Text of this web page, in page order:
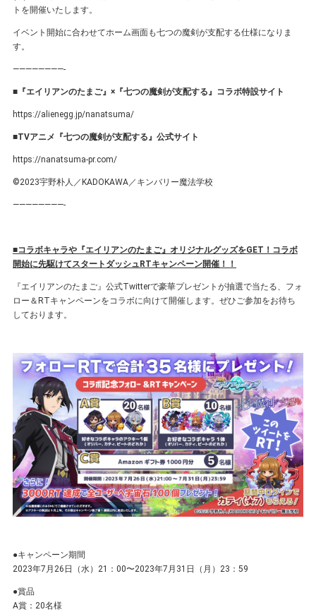
トを開催いたします。
イベント開始に合わせてホーム画⾯も七つの魔剣が支配する仕様になりま
す。
————————-
■『エイリアンのたまご』×『七つの魔剣が支配する』コラボ特設サイト
https://alienegg.jp/nanatsuma/
■TVアニメ『七つの魔剣が支配する』公式サイト
https://nanatsuma-pr.com/
©2023宇野朴人／KADOKAWA／キンバリー魔法学校
————————-
■コラボキャラや『エイリアンのたまご』オリジナルグッズをGET！コラボ
開始に先駆けてスタートダッシュRTキャンペーン開催！！
『エイリアンのたまご』公式Twitterで豪華プレゼントが抽選で当たる、フォ
ロー＆RTキャンペーンをコラボに向けて開催します。ぜひご参加をお待ち
しております。
●キャンペーン期間
2023年7⽉26⽇（水）21：00〜2023年7⽉31⽇（月）23：59
●賞品
A賞：20名様